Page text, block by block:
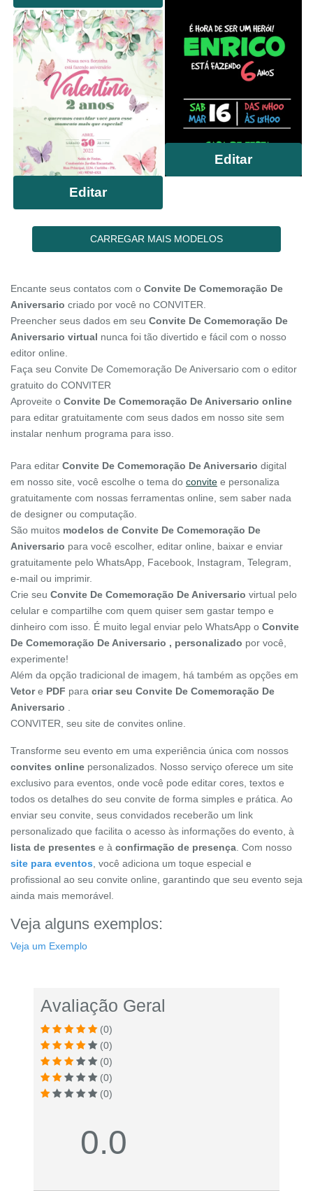
Editar
Editar
CARREGAR MAIS MODELOS
Encante seus contatos com o Convite De Comemoração De
Aniversario criado por você no CONVITER.
Preencher seus dados em seu Convite De Comemoração De
Aniversario virtual nunca foi tão divertido e fácil com o nosso
editor online.
Faça seu Convite De Comemoração De Aniversario com o editor
gratuito do CONVITER
Aproveite o Convite De Comemoração De Aniversario online
para editar gratuitamente com seus dados em nosso site sem
instalar nenhum programa para isso.
Para editar Convite De Comemoração De Aniversario digital
em nosso site, você escolhe o tema do convite e personaliza
gratuitamente com nossas ferramentas online, sem saber nada
de designer ou computação.
São muitos modelos de Convite De Comemoração De
Aniversario para você escolher, editar online, baixar e enviar
gratuitamente pelo WhatsApp, Facebook, Instagram, Telegram,
e-mail ou imprimir.
Crie seu Convite De Comemoração De Aniversario virtual pelo
celular e compartilhe com quem quiser sem gastar tempo e
dinheiro com isso. É muito legal enviar pelo WhatsApp o Convite
De Comemoração De Aniversario , personalizado por você,
experimente!
Além da opção tradicional de imagem, há também as opções em
Vetore PDF para criar seu Convite De Comemoração De
Aniversario
CONVITER, seu site de convites online.
Transforme seu evento em uma experiência única com nossos
convites online personalizados. Nosso serviço oferece um site
exclusivo para eventos, onde você pode editar cores, textos e
todos os detalhes do seu convite de forma simples e prática. Ao
enviar seu convite, seus convidados receberão um link
personalizado que facilita o acesso às informações do evento, à
lista de presentes e à confirmação de presença . Com nosso
site para eventos , você adiciona um toque especial e
profissional ao seu convite online, garantindo que seu evento seja
ainda mais memorável.
Veja alguns exemplos:
Veja um Exemplo
Avaliação Geral
(0)
(0)
(0)
(0)
(0)
0.0